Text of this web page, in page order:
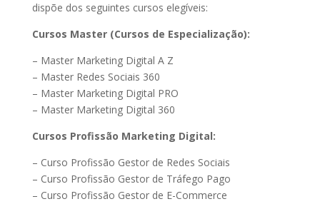
dispõe dos seguintes cursos elegíveis:
Cursos Master (Cursos de Especialização):
– Master Marketing Digital A Z
– Master Redes Sociais 360
– Master Marketing Digital PRO
– Master Marketing Digital 360
Cursos Profissão Marketing Digital:
– Curso Profissão Gestor de Redes Sociais
– Curso Profissão Gestor de Tráfego Pago
– Curso Profissão Gestor de E-Commerce